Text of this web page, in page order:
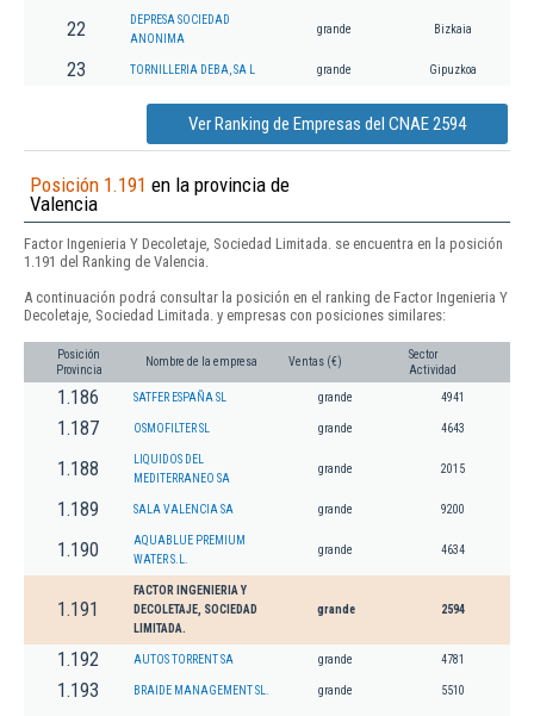
22
DEPRESA SOCIEDAD
ANONIMA
grande Bizkaia
23 TORNILLERIA DEBA, SA L grande Gipuzkoa
Ver Ranking de Empresas del CNAE 2594
Posición 1.191 en la provincia de
Valencia
Factor Ingenieria Y Decoletaje, Sociedad Limitada. se encuentra en la posición
1.191 del Ranking de Valencia.
A continuación podrá consultar la posición en el ranking de Factor Ingenieria Y
Decoletaje, Sociedad Limitada. y empresas con posiciones similares:
Posición
Provincia
Nombre de la empresa Ventas (€)
Sector
Actividad
1.186 SATFER ESPAÑA SL grande 4941
1.187 OSMOFILTER SL grande 4643
1.188
LIQUIDOS DEL
MEDITERRANEO SA
grande 2015
1.189 SALA VALENCIA SA grande 9200
1.190
AQUABLUE PREMIUM
WATER S.L.
grande 4634
1.191
FACTOR INGENIERIA Y
DECOLETAJE, SOCIEDAD
LIMITADA.
grande 2594
1.192 AUTOS TORRENT SA grande 4781
1.193 BRAIDE MANAGEMENT SL. grande 5510